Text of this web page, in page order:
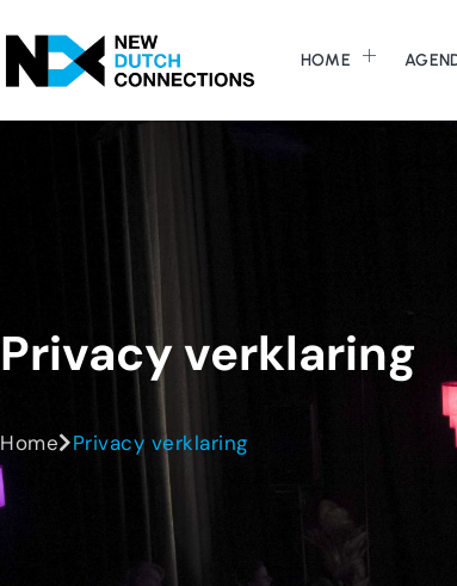
HOME
Privacyverklaring
Home Privacy verklaring